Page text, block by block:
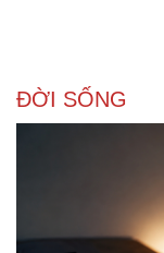
Lịch thi đấu bóng đá
ĐỜI SỐNG